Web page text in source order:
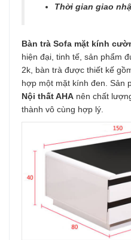
Thời gian giao
Bàn trà Sofa mặt kính
hiện đại, tinh tế, sản phẩm
2k, bàn trà được thiết kế
hợp một mặt kính đen. Sản
Nội thất AHA nên chất
thành vô cùng hợp lý.